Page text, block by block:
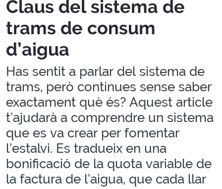
Claus del sistema de
trams de consum
d’aigua
Has sentit a parlar del sistema de
trams, però continues sense saber
exactament què és? Aquest article
t’ajudarà a comprendre un sistema
que es va crear per fomentar
l’estalvi. Es tradueix en una
bonificació de la quota variable de
la factura de l’aigua, que cada llar